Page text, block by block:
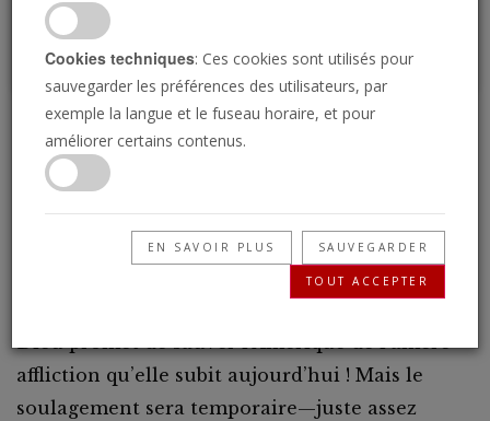
La prophétie du
Jéroboam des temps
modernes
Dieu promet de sauver l’Amérique de l’amère
affliction qu’elle subit aujourd’hui ! Mais le
soulagement sera temporaire—juste assez
Cookies techniques: Ces cookies sont utilisés pour
sauvegarder les préférences des utilisateurs, par
exemple la langue et le fuseau horaire, et pour
améliorer certains contenus.
EN SAVOIR PLUS SAUVEGARDER
TOUT ACCEPTER